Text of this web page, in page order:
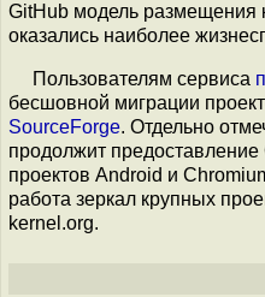
GitHub модель размещения
оказались наиболее
Пользователям сервиса
бесшовной миграции
SourceForge. Отдельно
продолжит предоставление
проектов Android и
работа зеркал крупных
kernel.org.